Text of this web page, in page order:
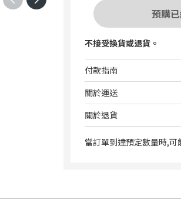
預購
不接受換貨或退貨。
付款指南
關於運送
關於退貨
當訂單到達預定數量時,可